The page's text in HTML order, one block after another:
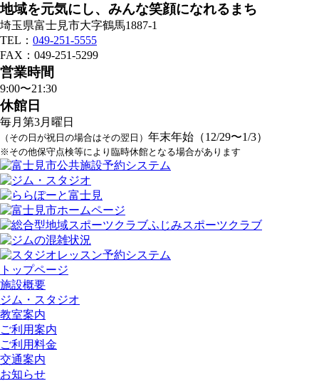
地域を元気にし、みんな笑顔になれるまち
埼玉県富士見市大字鶴馬1887-1
TEL： 049-251-5555
FAX：049-251-5299
営業時間
9:00〜21:30
休館日
毎月第3月曜日
（その日が祝日の場合はその翌日） 年末年始（12/29〜1/3）
※その他保守点検等により臨時休館となる場合があります
トップページ
施設概要
ジム・スタジオ
教室案内
ご利用案内
ご利用料金
交通案内
お知らせ